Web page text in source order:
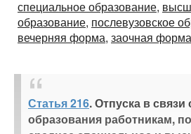
специальное образование,
образование, послевузовское
вечерняя форма, заочная форма
Статья 216. Отпуска в
образования работникам,